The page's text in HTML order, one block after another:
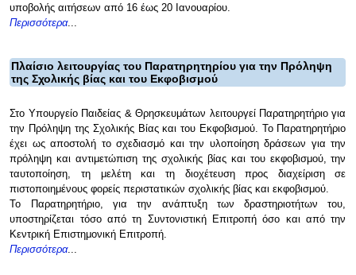
υποβολής αιτήσεων από 16 έως 20 Ιανουαρίου.
Περισσότερα...
Πλαίσιο λειτουργίας του Παρατηρητηρίου για την Πρόληψη
της Σχολικής βίας και του Εκφοβισμού
Στο Υπουργείο Παιδείας & Θρησκευμάτων λειτουργεί Παρατηρητήριο για
την Πρόληψη της Σχολικής Βίας και του Εκφοβισμού. Το Παρατηρητήριο
έχει ως αποστολή το σχεδιασμό και την υλοποίηση δράσεων για την
πρόληψη και αντιμετώπιση της σχολικής βίας και του εκφοβισμού, την
ταυτοποίηση, τη μελέτη και τη διοχέτευση προς διαχείριση σε
πιστοποιημένους φορείς περιστατικών σχολικής βίας και εκφοβισμού.
Το Παρατηρητήριο, για την ανάπτυξη των δραστηριοτήτων του,
υποστηρίζεται τόσο από τη Συντονιστική Επιτροπή όσο και από την
Κεντρική Επιστημονική Επιτροπή.
Περισσότερα...